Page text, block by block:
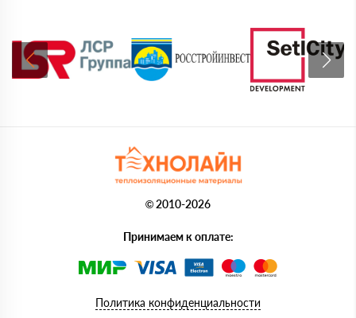
© 2010-2026
Принимаем к оплате:
Политика конфиденциальности